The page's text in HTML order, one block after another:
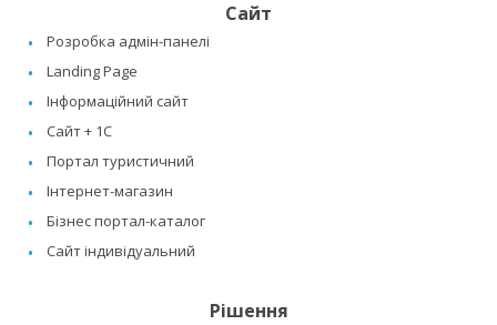
Сайт
Розробка адмін-панелі
Landing Page
Інформаційний сайт
Сайт + 1C
Портал туристичний
Інтернет-магазин
Бізнес портал-каталог
Сайт індивідуальний
Рішення